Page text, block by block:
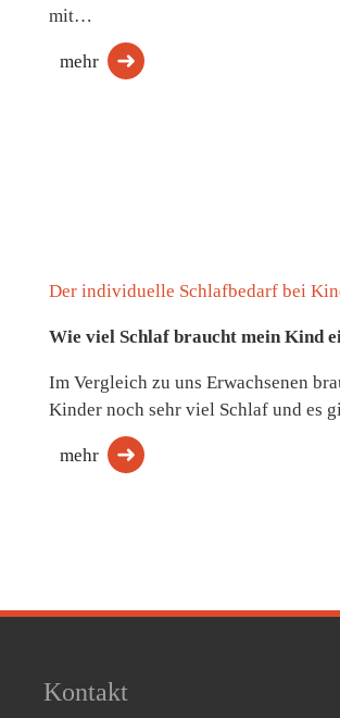
mit…
mehr
Der individuelle Schlafbedarf bei
Wie viel Schlaf braucht mein Kind
Im Vergleich zu uns Erwachsenen
Kinder noch sehr viel Schlaf und es
mehr
Kontakt